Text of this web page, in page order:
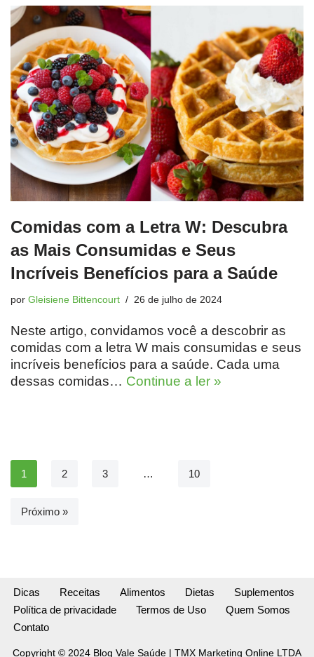
Comidas com a Letra W: Descubra
as Mais Consumidas e Seus
Incríveis Benefícios para a Saúde
por Gleisiene Bittencourt 26 de julho de 2024
Neste artigo, convidamos você a descobrir as
comidas com a letra W mais consumidas e seus
incríveis benefícios para a saúde. Cada uma
dessas comidas… Continue a ler »
1 2 3 … 10
Próximo »
Dicas Receitas Alimentos Dietas
Suplementos
Política de privacidade
Termos de Uso
Quem Somos
Contato
Copyright © 2024 Blog Vale Saúde | TMX Marketing Online LTDA